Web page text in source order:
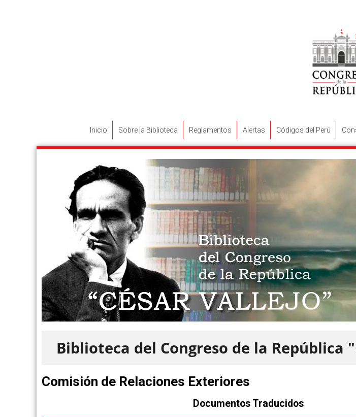
Inicio Sobre la Biblioteca Reglamentos Alertas Códigos del Perú
Biblioteca del Congreso de la República
Comisión de Relaciones Exteriores
Documentos Traducidos